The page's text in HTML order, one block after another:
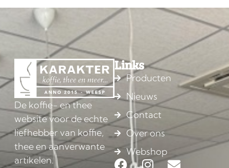
De koffie- en thee
website voor de echte
liefhebber van koffie,
thee en aanverwante
artikelen.
Links
Producten
Nieuws
Contact
Over ons
Webshop